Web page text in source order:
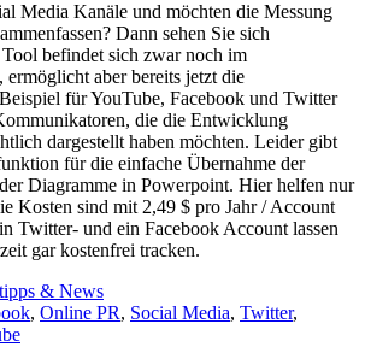
Media Kanäle und möchten die Messung
Dann sehen Sie sich
befindet sich zwar noch im
aber bereits jetzt die
für YouTube, Facebook und Twitter
die die Entwicklung
dargestellt haben möchten. Leider gibt
für die einfache Übernahme der
Diagramme in Powerpoint. Hier helfen nur
Kosten sind mit 2,49 $ pro Jahr / Account
Twitter- und ein Facebook Account lassen
gar kostenfrei tracken.
& News
, Online PR, Social Media, Twitter,